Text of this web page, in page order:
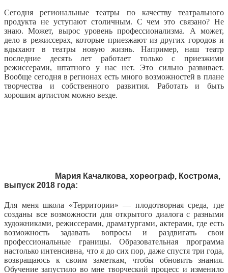
Сегодня региональные театры по качеству театрального
продукта не уступают столичным. С чем это связано? Не
знаю. Может, вырос уровень профессионализма. А может,
дело в режиссерах, которые приезжают из других городов и
вдыхают в театры новую жизнь. Например, наш театр
последние десять лет работает только с приезжими
режиссерами, штатного у нас нет. Это сильно развивает.
Вообще сегодня в регионах есть много возможностей в плане
творчества и собственного развития. Работать и быть
хорошим артистом можно везде.
Мария Качалкова, хореограф, Кострома,
выпуск 2018 года:
Для меня школа «Территории» — плодотворная среда, где
созданы все возможности для открытого диалога с разными
художниками, режиссерами, драматургами, актерами, где есть
возможность задавать вопросы и раздвигать свои
профессиональные границы. Образовательная программа
настолько интенсивна, что я до сих пор, даже спустя три года,
возвращаюсь к своим заметкам, чтобы обновить знания.
Обучение запустило во мне творческий процесс и изменило